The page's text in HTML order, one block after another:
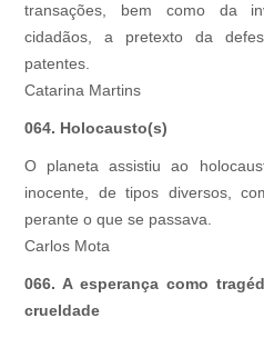
transações, bem como da
cidadãos, a pretexto da
patentes.
Catarina Martins
064. Holocausto(s)
O planeta assistiu ao
inocente, de tipos diversos,
perante o que se passava.
Carlos Mota
066. A esperança como
crueldade